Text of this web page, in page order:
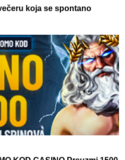
koja se spontano